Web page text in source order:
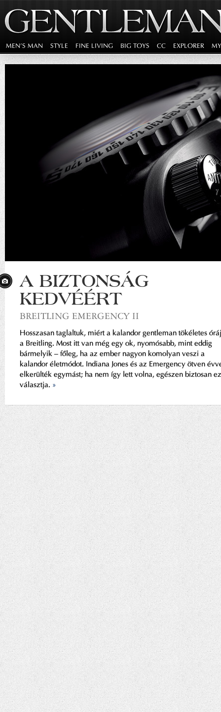
MEN'S MAN STYLE FINE LIVING BIG TOYS CC EXPLORER
A BIZTONSÁG
KEDVÉÉRT
BREITLING EMERGENCY II
Hosszasan taglaltuk, miért a kalandor gentleman tökéletes
a Breitling. Most itt van még egy ok, nyomósabb, mint eddig
bármelyik – főleg, ha az ember nagyon komolyan veszi a
kalandor életmódot. Indiana Jones és az Emergency ötven
elkerülték egymást; ha nem így lett volna, egészen biztosan
választja. »